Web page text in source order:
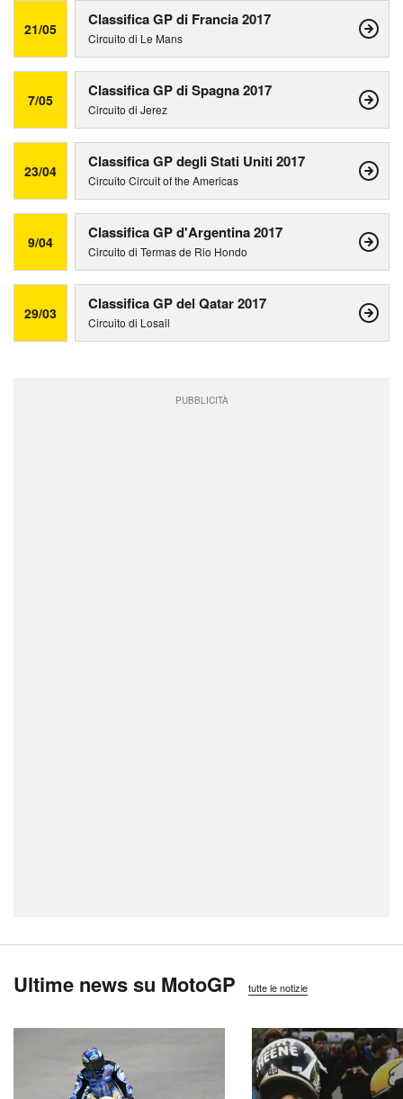
21/05 Classifica GP di Francia 2017
Circuito di Le Mans
7/05 Classifica GP di Spagna 2017
Circuito di Jerez
23/04 Classifica GP degli Stati Uniti 2017
Circuito Circuit of the Americas
9/04 Classifica GP d'Argentina 2017
Circuito di Termas de Rio Hondo
29/03 Classifica GP del Qatar 2017
Circuito di Losail
PUBBLICITÀ
Ultime news su MotoGP tutte le notizie